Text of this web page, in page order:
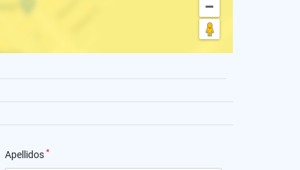
Apellidos *